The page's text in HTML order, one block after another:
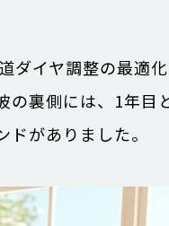
ダイヤ調整の最適
の裏側には、1年目
がありました。